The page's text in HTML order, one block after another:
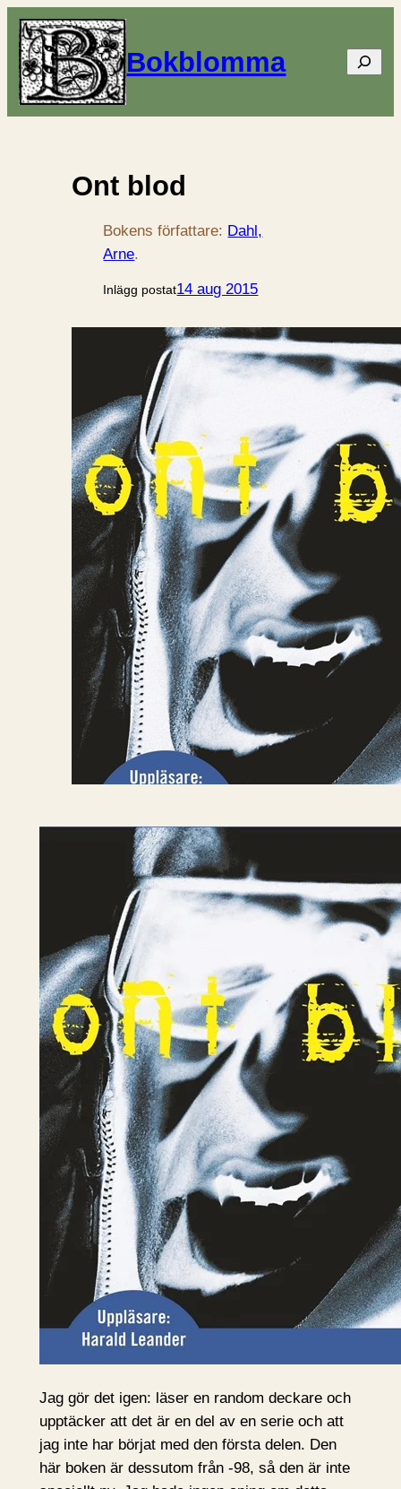
Bokblomma Sök
Ont blod
Bokens författare: Dahl,
Arne.
Inlägg postat14 aug 2015
Jag gör det igen: läser en random deckare och
upptäcker att det är en del av en serie och att
jag inte har börjat med den första delen. Den
här boken är dessutom från -98, så den är inte